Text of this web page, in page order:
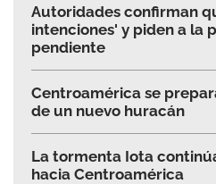
Autoridades confirman
intenciones' y piden a la
pendiente
Centroamérica se
de un nuevo huracán
La tormenta Iota
hacia Centroamérica